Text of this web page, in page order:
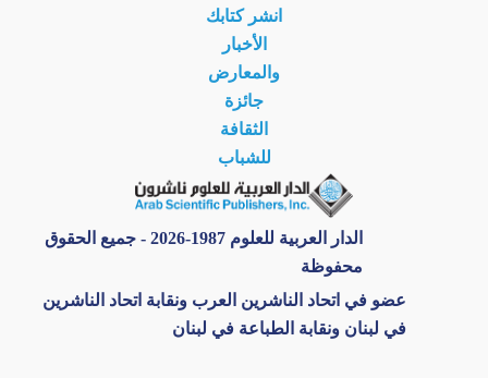
انشر كتابك
الأخبار
والمعارض
جائزة
الثقافة
للشباب
الدار العربية للعلوم 1987-2026 - جميع الحقوق
محفوظة
عضو في اتحاد الناشرين العرب ونقابة اتحاد الناشرين
في لبنان ونقابة الطباعة في لبنان